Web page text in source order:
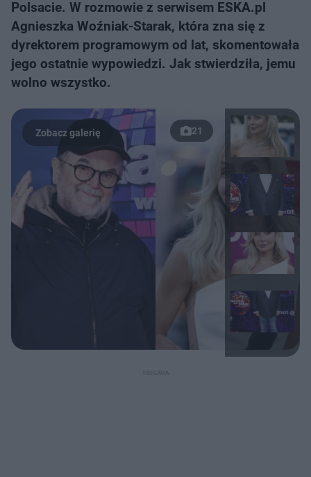
Polsacie. W rozmowie z serwisem ESKA.pl
Agnieszka Woźniak-Starak, która zna się z
dyrektorem programowym od lat, skomentowała
jego ostatnie wypowiedzi. Jak stwierdziła, jemu
wolno wszystko.
21